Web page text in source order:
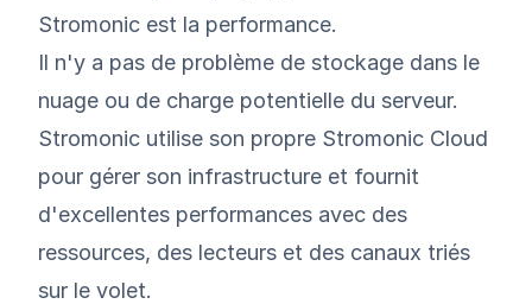
Stromonic est la performance.
Il n'y a pas de problème de stockage dans le
nuage ou de charge potentielle du serveur.
Stromonic utilise son propre Stromonic Cloud
pour gérer son infrastructure et fournit
d'excellentes performances avec des
ressources, des lecteurs et des canaux triés
sur le volet.